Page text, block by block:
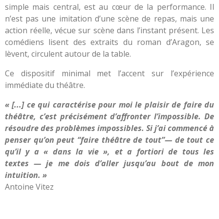
simple mais central, est au cœur de la performance. Il
n’est pas une imitation d’une scène de repas, mais une
action réelle, vécue sur scène dans l’instant présent. Les
comédiens lisent des extraits du roman d’Aragon, se
lèvent, circulent autour de la table.
Ce dispositif minimal met l’accent sur l’expérience
immédiate du théâtre.
« [...] ce qui caractérise pour moi le plaisir de faire du
théâtre, c’est précisément d’affronter l’impossible. De
résoudre des problèmes impossibles. Si j’ai commencé à
penser qu’on peut “faire théâtre de tout”— de tout ce
qu’il y a « dans la vie », et a fortiori de tous les
textes — je me dois d’aller jusqu’au bout de mon
intuition. »
Antoine Vitez